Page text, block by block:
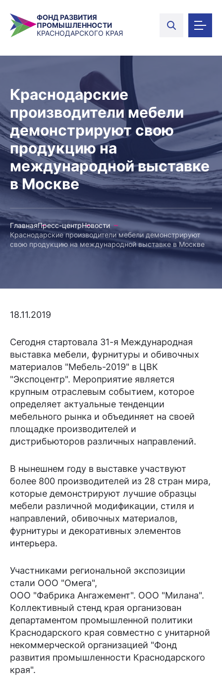
ФОНД РАЗВИТИЯ
ПРОМЫШЛЕННОСТИ
КРАСНОДАРСКОГО КРАЯ
Краснодарские
производители мебели
демонстрируют свою
продукцию на
международной выставке
в Москве
ГлавнаяПресс-центрНовости
Краснодарские производители мебели демонстрируют
свою продукцию на международной выставке в Москве
18.11.2019
Сегодня стартовала 31-я Международная
выставка мебели, фурнитуры и обивочных
материалов "Мебель-2019" в ЦВК
"Экспоцентр". Мероприятие является
крупным отраслевым событием, которое
определяет актуальные тенденции
мебельного рынка и объединяет на своей
площадке производителей и
дистрибьюторов различных направлений.
В нынешнем году в выставке участвуют
более 800 производителей из 28 стран мира,
которые демонстрируют лучшие образцы
мебели различной модификации, стиля и
направлений, обивочных материалов,
фурнитуры и декоративных элементов
интерьера.
Участниками региональной экспозиции
стали ООО "Омега",
ООО "Фабрика Ангажемент". ООО "Милана".
Коллективный стенд края организован
департаментом промышленной политики
Краснодарского края совместно с унитарной
некоммерческой организацией "Фонд
развития промышленности Краснодарского
края".